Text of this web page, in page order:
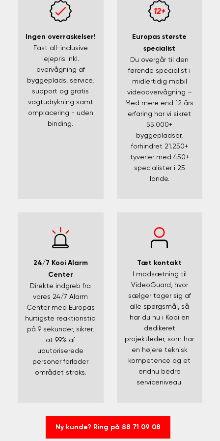
Ingen overraskelser!
Fast all-inclusive
lejepris inkl.
overvågning af
byggeplads, service,
support og gratis
vagtudrykning samt
omplacering - uden
binding.
Europas største
specialist
Du overgår til den
førende specialist i
midlertidig mobil
videoovervågning –
Med mere end 12 års
erfaring har vi sikret
55.000+
byggepladser,
forhindret 21.250+
tyverier med 450+
specialister i 25
lande.
24/7 Kooi Alarm
Center
Direkte indgreb fra
vores 24/7 Alarm
Center med Europas
hurtigste reaktionstid
på 9 sekunder, sikrer,
at 99% af
uautoriserede
personer forlader
området straks.
Tæt kontakt
I modsætning til
VideoGuard, hvor
sælger tager sig af
alle spørgsmål, så
har du nu i Kooi en
dedikeret
projektleder, som har
en højere teknisk
kompetence og et
endnu bedre
serviceniveau.
Ny kunde? Ring på 88 71 09 08